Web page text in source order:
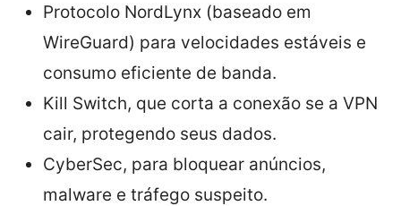
Protocolo NordLynx (baseado em
WireGuard) para velocidades estáveis e
consumo eficiente de banda.
Kill Switch, que corta a conexão se a VPN
cair, protegendo seus dados.
CyberSec, para bloquear anúncios,
malware e tráfego suspeito.